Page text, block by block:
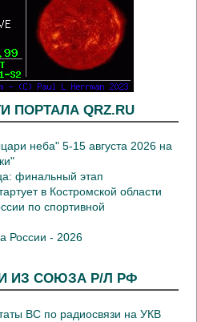
ПОРТАЛА QRZ.RU
неба" 5-15 августа 2026 на
финальный этап
в Костромской области
по спортивной
России - 2026
ИЗ СОЮЗА Р/Л РФ
ВС по радиосвязи на УКВ